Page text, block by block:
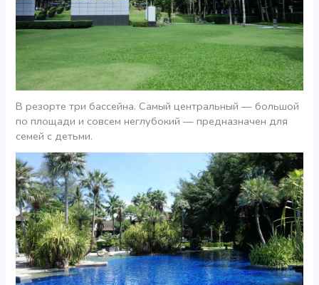
В резорте три бассейна. Самый центральный — большой
по площади и совсем неглубокий — предназначен для
семей с детьми.